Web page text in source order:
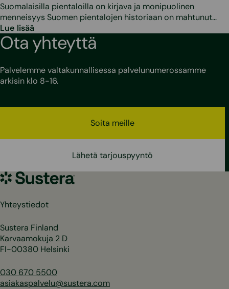
Suomalaisilla pientaloilla on kirjava ja monipuolinen
menneisyys Suomen pientalojen historiaan on mahtunut…
Lue lisää
Ota yhteyttä
Palvelemme valtakunnallisessa palvelunumerossamme
arkisin klo 8-16.
Soita meille
Lähetä tarjouspyyntö
Sustera
Yhteystiedot
Sustera Finland
Karvaamokuja 2 D
FI-00380 Helsinki
030 670 5500
asiakaspalvelu@sustera.com